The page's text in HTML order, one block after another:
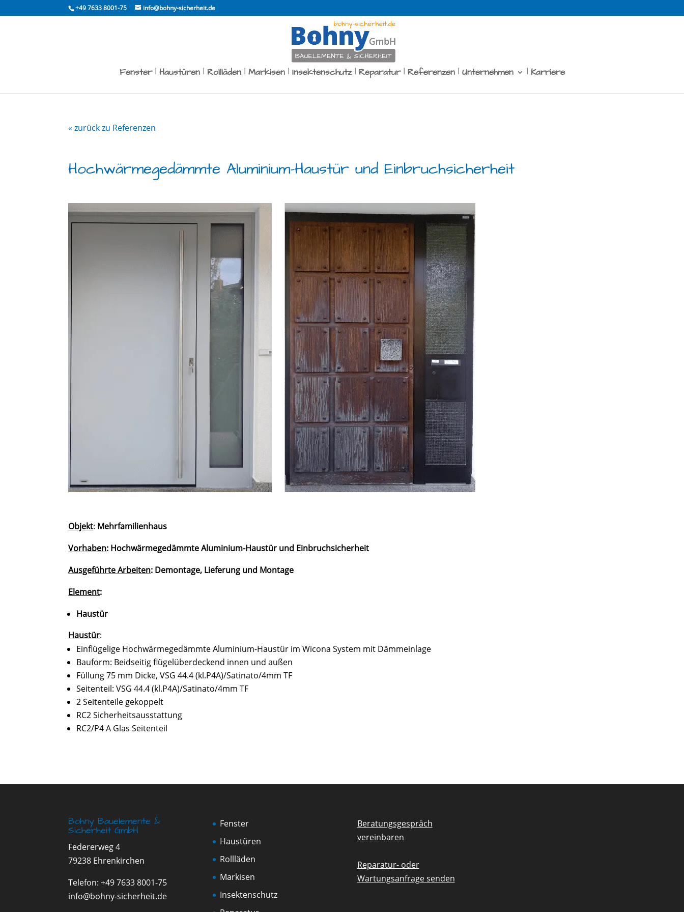
to
+49 7633 8001-75 info@bohny-sicherheit.de
Fenster Haustüren Rollläden Markisen Insektenschutz Reparatur Referenzen Unternehmen Karriere
« zurück zu Referenzen
Hochwärmegedämmte Aluminium-Haustür und Einbruchsicherheit
Objekt: Mehrfamilienhaus
Vorhaben: Hochwärmegedämmte Aluminium-Haustür und Einbruchsicherheit
Ausgeführte Arbeiten: Demontage, Lieferung und Montage
Element:
Haustür
Haustür:
Einflügelige Hochwärmegedämmte Aluminium-Haustür im Wicona System mit Dämmeinlage
Bauform: Beidseitig flügelüberdeckend innen und außen
Füllung 75 mm Dicke, VSG 44.4 (kl.P4A)/Satinato/4mm TF
Seitenteil: VSG 44.4 (kl.P4A)/Satinato/4mm TF
2 Seitenteile gekoppelt
RC2 Sicherheitsausstattung
RC2/P4 A Glas Seitenteil
Bohny Bauelemente &
Sicherheit GmbH
Federerweg 4
79238 Ehrenkirchen
Telefon:+49 7633 8001-75
info@bohny-sicherheit.de
Fenster
Haustüren
Rollläden
Markisen
Insektenschutz
Beratungsgespräch
vereinbaren
Reparatur- oder
Wartungsanfrage senden